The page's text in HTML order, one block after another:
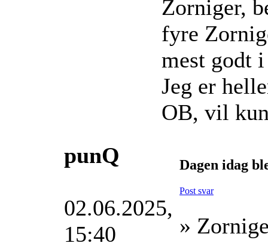
Zorniger,
fyre
mest godt
Jeg er
OB, vil
punQ
02.06.2025,
15:40
Dagen idag
Post svar
»